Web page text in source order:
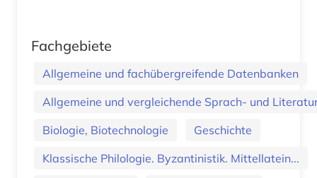
Fachgebiete
Allgemeine und fachübergreifende Datenbanken
Allgemeine und vergleichende Sprach- und
Biologie, Biotechnologie
Geschichte
Klassische Philologie. Byzantinistik. Mittellatein...